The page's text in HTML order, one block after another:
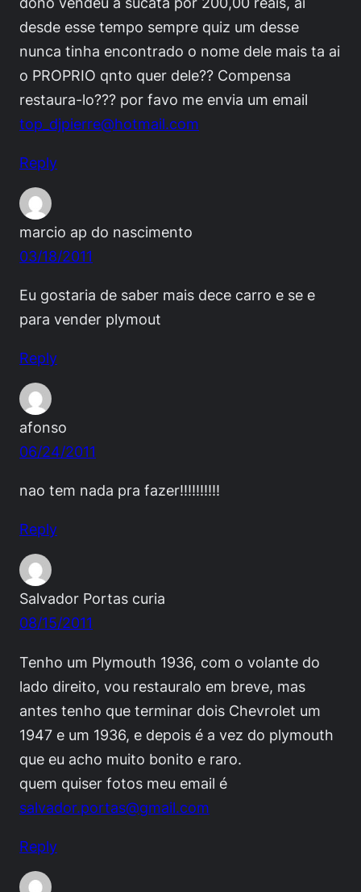
desde esse tempo sempre quiz um desse
nunca tinha encontrado o nome dele mais ta ai
o PROPRIO qnto quer dele?? Compensa
restaura-lo??? por favo me envia um email
top_djpierre@hotmail.com
Reply
marcio ap do nascimento
03/18/2011
Eu gostaria de saber mais dece carro e se e
para vender plymout
Reply
afonso
06/24/2011
nao tem nada pra fazer!!!!!!!!!!
Reply
Salvador Portas curia
08/15/2011
Tenho um Plymouth 1936, com o volante do
lado direito, vou restauralo em breve, mas
antes tenho que terminar dois Chevrolet um
1947 e um 1936, e depois é a vez do plymouth
que eu acho muito bonito e raro.
quem quiser fotos meu email é
salvador.portas@gmail.com
Reply